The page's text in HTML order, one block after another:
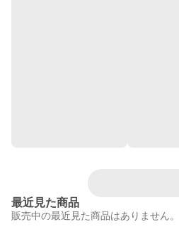
最近見た商品
販売中の最近見た商品はありません。